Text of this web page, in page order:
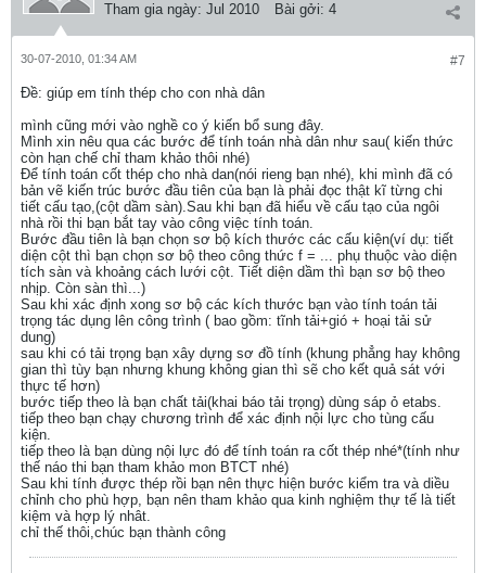
Tham gia ngày: Jul 2010 Bài gởi: 4
#7
30-07-2010, 01:34 AM
Ðề: giúp em tính thép cho con nhà dân
mình cũng mới vào nghề co ý kiến bổ sung đây.
Mình xin nêu qua các bước để tính toán nhà dân như sau( kiến thức
còn hạn chế chỉ tham khảo thôi nhé)
Để tính toán cốt thép cho nhà dan(nói rieng bạn nhé), khi mình đã có
bản vẽ kiến trúc bước đầu tiên của bạn là phải đọc thật kĩ từng chi
tiết cấu tạo,(cột dầm sàn).Sau khi bạn đã hiểu về cấu tạo của ngôi
nhà rồi thi bạn bắt tay vào công việc tính toán.
Bước đầu tiên là bạn chọn sơ bộ kích thước các cấu kiện(ví dụ: tiết
diện cột thì bạn chọn sơ bộ theo công thức f = ... phụ thuộc vào diện
tích sàn và khoảng cách lưới cột. Tiết diện dầm thì bạn sơ bộ theo
nhịp. Còn sàn thì...)
Sau khi xác định xong sơ bộ các kích thước bạn vào tính toán tải
trọng tác dụng lên công trình ( bao gồm: tĩnh tải+gió + hoại tải sử
dung)
sau khi có tải trọng bạn xây dựng sơ đồ tính (khung phẳng hay không
gian thì tùy bạn nhưng khung không gian thì sẽ cho kết quả sát với
thực tế hơn)
bước tiếp theo là bạn chất tải(khai báo tải trọng) dùng sáp ỏ etabs.
tiếp theo bạn chạy chương trình để xác định nội lực cho tùng cấu
kiện.
tiếp theo là bạn dùng nội lực đó để tính toán ra cốt thép nhé*(tính như
thế náo thi bạn tham khảo mon BTCT nhé)
Sau khi tính được thép rồi bạn nên thực hiện bước kiểm tra và diều
chỉnh cho phù hợp, bạn nên tham khảo qua kinh nghiệm thự tế là tiết
kiệm và hợp lý nhât.
chỉ thế thôi,chúc bạn thành công